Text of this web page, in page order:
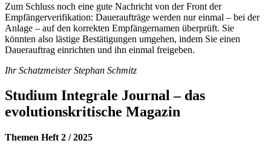
Zum Schluss noch eine gute Nachricht von der Front der
Empfängerverifikation: Daueraufträge werden nur einmal – bei der
Anlage – auf den korrekten Empfängernamen überprüft. Sie
könnten also lästige Bestätigungen umgehen, indem Sie einen
Dauerauftrag einrichten und ihn einmal freigeben.
Ihr Schatzmeister Stephan Schmitz
Studium Integrale Journal – das
evolutionskritische Magazin
Themen Heft 2 / 2025